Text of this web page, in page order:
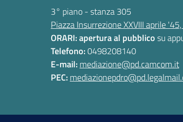
3° piano - stanza 305
Piazza Insurrezione XXVIII aprile
ORARI: apertura al pubblico su
Telefono:0498208140
E-mail:mediazione@pd.camcom.it
PEC: